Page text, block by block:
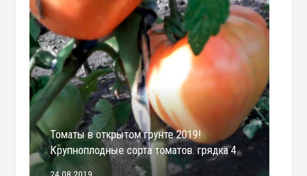
Томаты в открытом грунте 2019!
Крупноплодные сорта томатов. грядка 4
24.08.2019